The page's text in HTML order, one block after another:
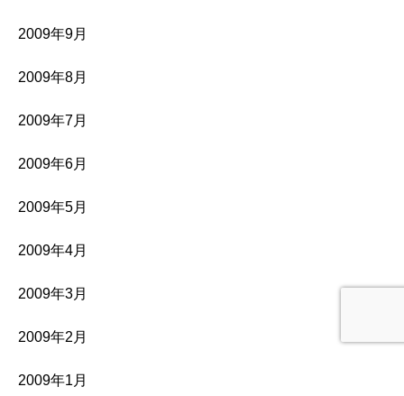
2009年9月
2009年8月
2009年7月
2009年6月
2009年5月
2009年4月
2009年3月
2009年2月
2009年1月